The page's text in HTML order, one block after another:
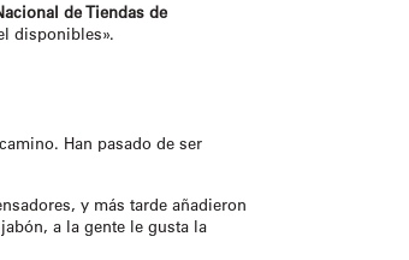
de Tiendas de
disponibles».
Han pasado de ser
y más tarde añadieron
a la gente le gusta la